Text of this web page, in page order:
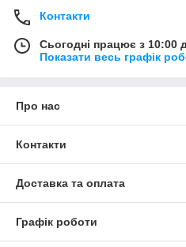
Контакти
Сьогодні працює з 10:00
Показати весь графік
Про нас
Контакти
Доставка та оплата
Графік роботи